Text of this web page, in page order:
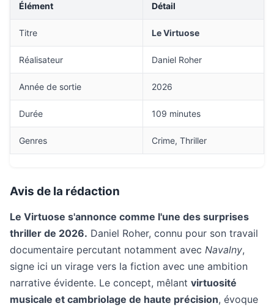
Élément Détail
Titre Le Virtuose
Réalisateur Daniel Roher
Année de sortie 2026
Durée 109 minutes
Genres Crime, Thriller
Avis de la rédaction
Le Virtuose s'annonce comme l'une des surprises
thriller de 2026. Daniel Roher, connu pour son travail
documentaire percutant notamment avec Navalny,
signe ici un virage vers la fiction avec une ambition
narrative évidente. Le concept, mêlant virtuosité
musicale et cambriolage de haute précision, évoque